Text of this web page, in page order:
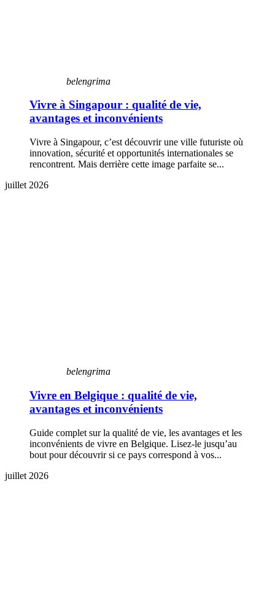
belengrima
Vivre à Singapour : qualité de vie,
avantages et inconvénients
Vivre à Singapour, c’est découvrir une ville futuriste où
innovation, sécurité et opportunités internationales se
rencontrent. Mais derrière cette image parfaite se...
juillet 2026
belengrima
Vivre en Belgique : qualité de vie,
avantages et inconvénients
Guide complet sur la qualité de vie, les avantages et les
inconvénients de vivre en Belgique. Lisez-le jusqu’au
bout pour découvrir si ce pays correspond à vos...
juillet 2026